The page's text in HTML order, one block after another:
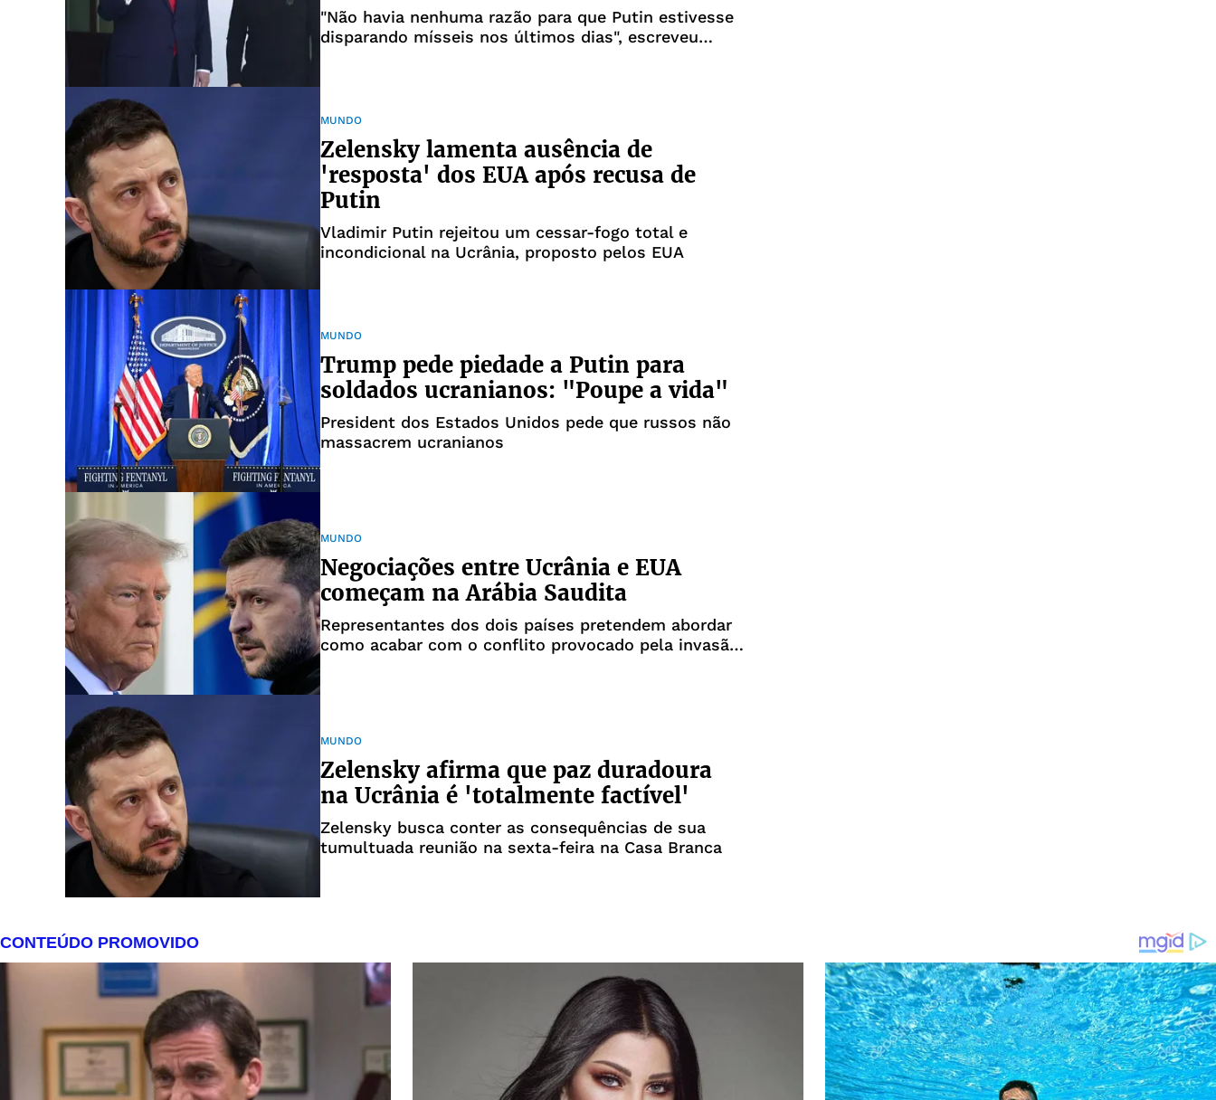
"Não havia nenhuma razão para que Putin estivesse
disparando mísseis nos últimos dias", escreveu
MUNDO
Zelensky lamenta ausência de
'resposta' dos EUA após recusa de
Putin
Vladimir Putin rejeitou um cessar-fogo total e
incondicional na Ucrânia, proposto pelos EUA
MUNDO
Trump pede piedade a Putin para
soldados ucranianos: "Poupe a vida"
President dos Estados Unidos pede que russos não
massacrem ucranianos
MUNDO
Negociações entre Ucrânia e EUA
começam na Arábia Saudita
Representantes dos dois países pretendem abordar
como acabar com o conflito provocado pela invasão
MUNDO
Zelensky afirma que paz duradoura
na Ucrânia é 'totalmente factível'
Zelensky busca conter as consequências de sua
tumultuada reunião na sexta-feira na Casa Branca